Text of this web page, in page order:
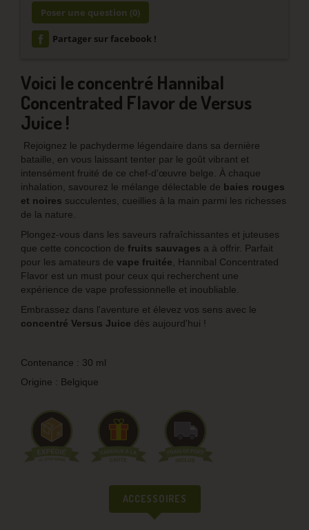
Poser une question (0)
Partager sur facebook !
Voici le concentré Hannibal
Concentrated Flavor de Versus
Juice !
Rejoignez le pachyderme légendaire dans sa dernière
bataille, en vous laissant tenter par le goût vibrant et
intensément fruité de ce chef-d'œuvre belge. À chaque
inhalation, savourez le mélange délectable de baies rouges
et noires succulentes, cueillies à la main parmi les richesses
de la nature.
Plongez-vous dans les saveurs rafraîchissantes et juteuses
que cette concoction de fruits sauvages a à offrir. Parfait
pour les amateurs de vape fruitée, Hannibal Concentrated
Flavor est un must pour ceux qui recherchent une
expérience de vape professionnelle et inoubliable.
Embrassez dans l'aventure et élevez vos sens avec le
concentré Versus Juice dès aujourd'hui !
Contenance : 30 ml
Origine : Belgique
ACCESSOIRES